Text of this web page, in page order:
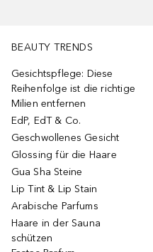
BEAUTY TRENDS
Gesichtspflege: Diese
Reihenfolge ist die richtige
Milien entfernen
EdP, EdT & Co.
Geschwollenes Gesicht
Glossing für die Haare
Gua Sha Steine
Lip Tint & Lip Stain
Arabische Parfums
Haare in der Sauna
schützen